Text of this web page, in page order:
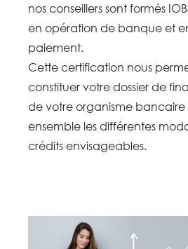
nos conseillers sont formés
en opération de banque et
paiement.
Cette certification nous
constituer votre dossier de
de votre organisme bancaire
ensemble les différentes
crédits envisageables.